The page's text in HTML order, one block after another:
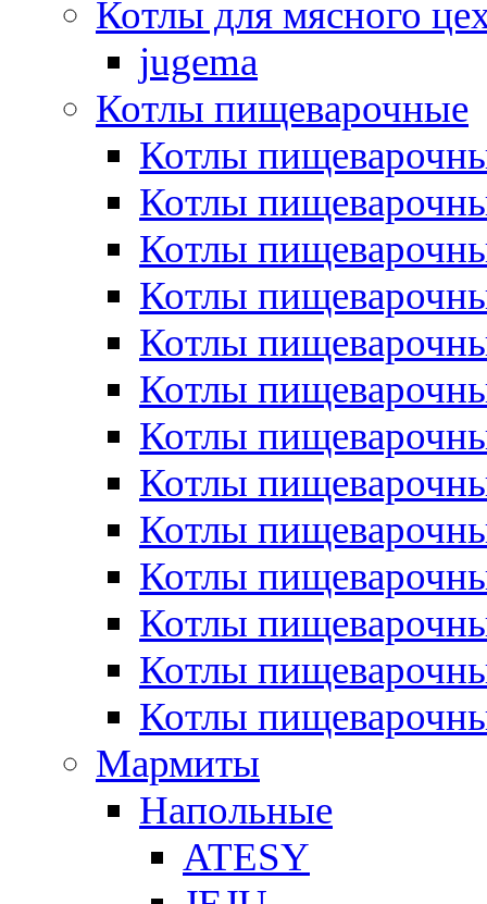
Котлы для мясного
jugema
Котлы пищеварочные
Котлы
Котлы
Котлы
Котлы
Котлы
Котлы
Котлы
Котлы
Котлы
Котлы
Котлы
Котлы
Котлы
Мармиты
Напольные
ATESY